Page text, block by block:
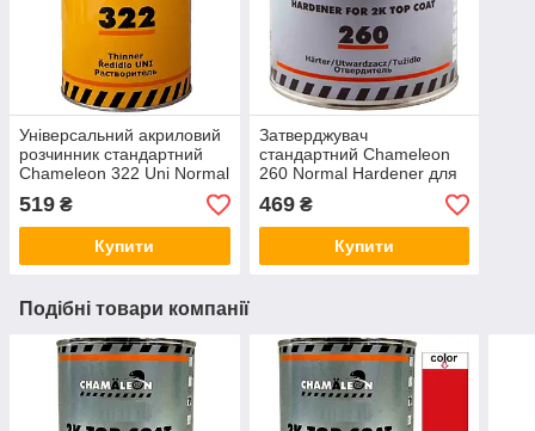
Універсальний акриловий
розчинник стандартний
Chameleon 322 Uni Normal
Acryl Thinner 1л
519 ₴
Купити
Затверджувач
стандартний Chameleon
260 Normal Hardener для
акрилової автоемалі 2K
Top Coat Acryl 400мл
469₴
Купити
Подібні товари компанії